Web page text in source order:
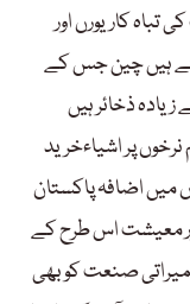
کاریورں اور
ہیں چین جس کے
ذخائر ہیں
پر اشیاءخرید
اضافہ پاکستان
معیشت اس طرح کے
صنعت کو بھی